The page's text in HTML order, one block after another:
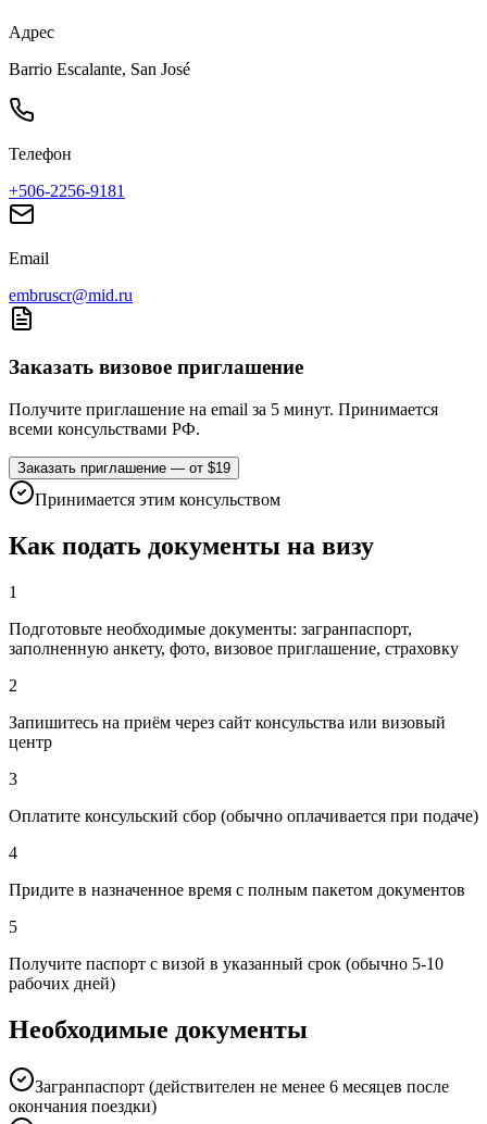
Адрес
Barrio Escalante, San José
Телефон
+506-2256-9181
Email
embruscr@mid.ru
Заказать визовое приглашение
Получите приглашение на email за 5 минут. Принимается
всеми консульствами РФ.
Заказать приглашение — от $19
Принимается этим консульством
Как подать документы на визу
1
Подготовьте необходимые документы: загранпаспорт,
заполненную анкету, фото, визовое приглашение, страховку
2
Запишитесь на приём через сайт консульства или визовый
центр
3
Оплатите консульский сбор (обычно оплачивается при подаче)
4
Придите в назначенное время с полным пакетом документов
5
Получите паспорт с визой в указанный срок (обычно 5-10
рабочих дней)
Необходимые документы
Загранпаспорт (действителен не менее 6 месяцев после
окончания поездки)